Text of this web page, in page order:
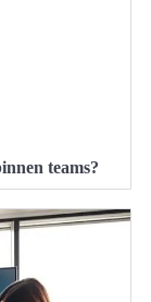
teams?